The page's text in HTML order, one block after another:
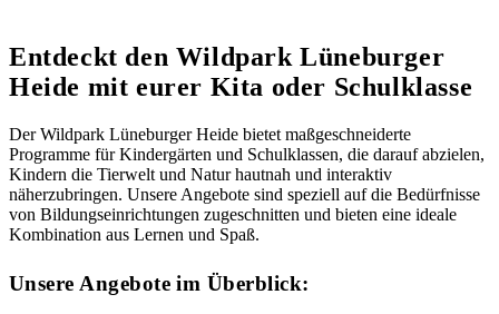
Entdeckt den Wildpark Lüneburger
Heide mit eurer Kita oder Schulklasse
Der Wildpark Lüneburger Heide bietet maßgeschneiderte
Programme für Kindergärten und Schulklassen, die darauf abzielen,
Kindern die Tierwelt und Natur hautnah und interaktiv
näherzubringen. Unsere Angebote sind speziell auf die Bedürfnisse
von Bildungseinrichtungen zugeschnitten und bieten eine ideale
Kombination aus Lernen und Spaß.
Unsere Angebote im Überblick: